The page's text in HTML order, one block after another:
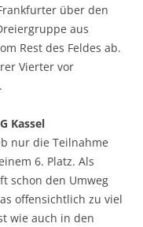
über den
aus
Rest des Feldes ab.
Vierter vor
Kassel
nur die Teilnahme
6. Platz. Als
schon den Umweg
offensichtlich zu viel
wie auch in den